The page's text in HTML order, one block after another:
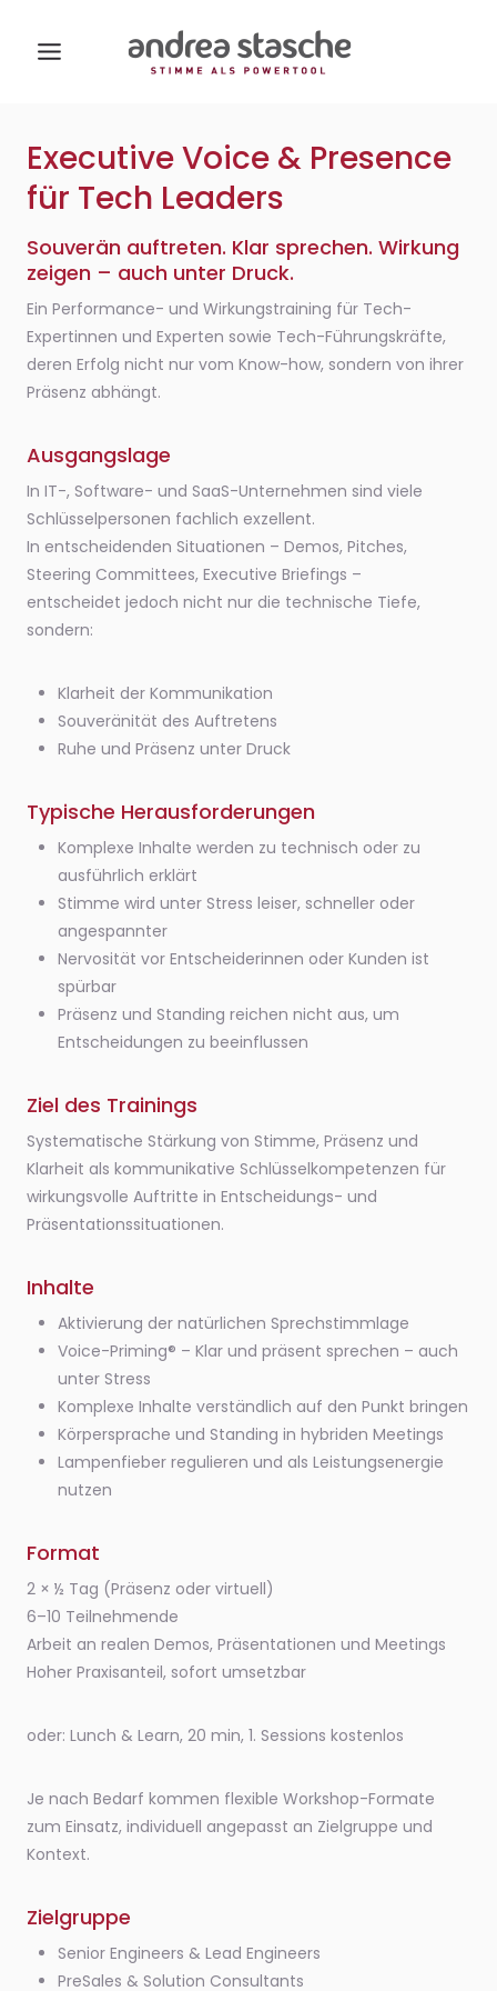
Inhalt
Executive Voice & Presence
für Tech Leaders
Souverän auftreten. Klar sprechen. Wirkung
zeigen – auch unter Druck.
Ein Performance- und Wirkungstraining für Tech-
Expertinnen und Experten sowie Tech-Führungskräfte,
deren Erfolg nicht nur vom Know-how, sondern von ihrer
Präsenz abhängt.
Ausgangslage
In IT-, Software- und SaaS-Unternehmen sind viele
Schlüsselpersonen fachlich exzellent.
In entscheidenden Situationen – Demos, Pitches,
Steering Committees, Executive Briefings –
entscheidet jedoch nicht nur die technische Tiefe,
sondern:
Klarheit der Kommunikation
Souveränität des Auftretens
Ruhe und Präsenz unter Druck
Typische Herausforderungen
Komplexe Inhalte werden zu technisch oder zu
ausführlich erklärt
Stimme wird unter Stress leiser, schneller oder
angespannter
Nervosität vor Entscheiderinnen oder Kunden ist
spürbar
Präsenz und Standing reichen nicht aus, um
Entscheidungen zu beeinflussen
Ziel des Trainings
Systematische Stärkung von Stimme, Präsenz und
Klarheit als kommunikative Schlüsselkompetenzen für
wirkungsvolle Auftritte in Entscheidungs- und
Präsentationssituationen.
Inhalte
Aktivierung der natürlichen Sprechstimmlage
Voice-Priming® – Klar und präsent sprechen – auch
unter Stress
Komplexe Inhalte verständlich auf den Punkt bringen
Körpersprache und Standing in hybriden Meetings
Lampenfieber regulieren und als Leistungsenergie
nutzen
Format
2 × ½ Tag (Präsenz oder virtuell)
6–10 Teilnehmende
Arbeit an realen Demos, Präsentationen und Meetings
Hoher Praxisanteil, sofort umsetzbar
oder: Lunch & Learn, 20 min, 1. Sessions kostenlos
Je nach Bedarf kommen flexible Workshop-Formate
zum Einsatz, individuell angepasst an Zielgruppe und
Kontext.
Zielgruppe
Senior Engineers & Lead Engineers
PreSales & Solution Consultants